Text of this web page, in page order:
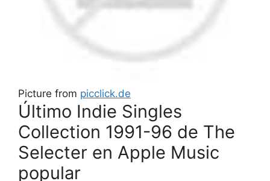
Picture from picclick.de
Último ‎Indie Singles
Collection 1991-96 de The
Selecter en Apple Music
popular